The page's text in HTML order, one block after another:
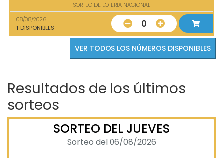
SORTEO DE LOTERIA NACIONAL
08/08/2026
1 DISPONIBLES 0
VER TODOS LOS NÚMEROS DISPONIBLES
Resultados de los últimos
sorteos
SORTEO DEL JUEVES
Sorteo del 06/08/2026